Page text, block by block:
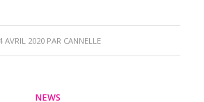
AVRIL 2020 PAR CANNELLE
NEWS